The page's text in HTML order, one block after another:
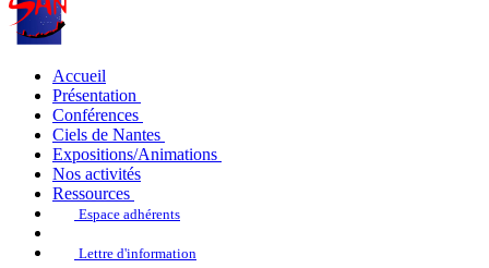
Accueil
Présentation
Conférences
Ciels de Nantes
Expositions/Animations
Nos activités
Ressources
Espace adhérents
Lettre d'information